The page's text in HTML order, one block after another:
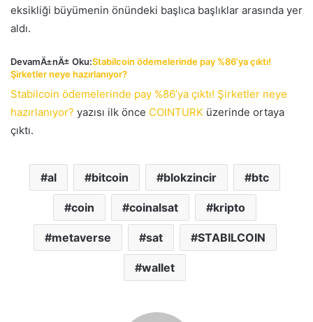
eksikliği büyümenin önündeki başlıca başlıklar arasında yer
aldı.
DevamÄ±nÄ± Oku:Stabilcoin ödemelerinde pay %86’ya çıktı!
Şirketler neye hazırlanıyor?
Stabilcoin ödemelerinde pay %86’ya çıktı! Şirketler neye
hazırlanıyor? yazısı ilk önce COINTURK üzerinde ortaya
çıktı.
al bitcoin blokzincir btc
coin coinalsat kripto
metaverse sat STABILCOIN
wallet